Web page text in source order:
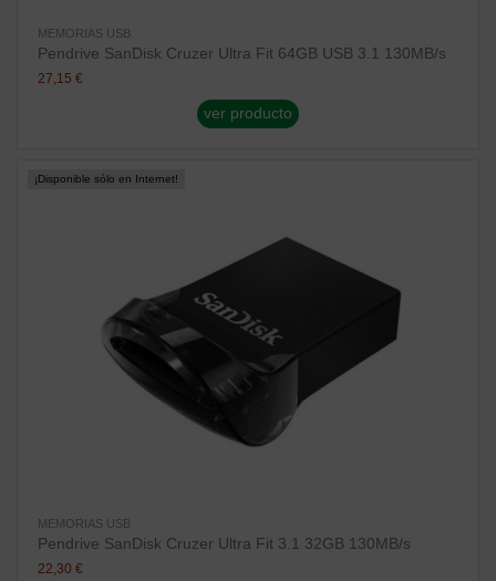
MEMORIAS USB
Pendrive SanDisk Cruzer Ultra Fit 64GB USB 3.1 130MB/s
27,15 €
ver producto
¡Disponible sólo en Internet!
MEMORIAS USB
Pendrive SanDisk Cruzer Ultra Fit 3.1 32GB 130MB/s
22,30 €